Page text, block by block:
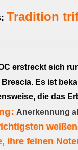
Tradition
erstreckt sich
Es ist
die das
Anerkennung
ihre feinen